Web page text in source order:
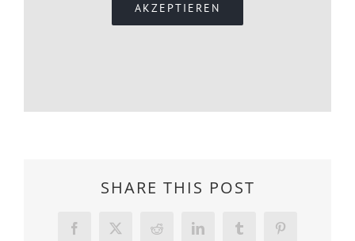
AKZEPTIEREN
SHARE THIS POST
FacebookTwitter Reddit LinkedInTumblr Pinterest